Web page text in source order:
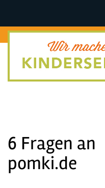
6 Fragen an
pomki.de